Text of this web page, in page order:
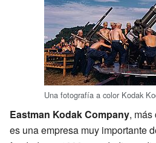
Una fotografía a color Kodak
Eastman Kodak Company,
es una empresa muy importante